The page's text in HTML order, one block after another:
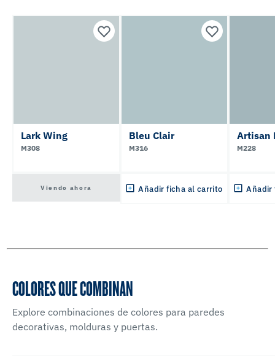
Lark Wing
M308
Viendo ahora
Bleu Clair
M316
Añadir ficha al carrito
Artisan
M228
Añadir
COLORES QUE COMBINAN
Explore combinaciones de colores para paredes
decorativas, molduras y puertas.